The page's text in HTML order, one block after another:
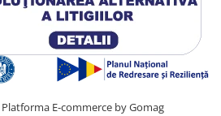
Platforma E-commerce by Gomag